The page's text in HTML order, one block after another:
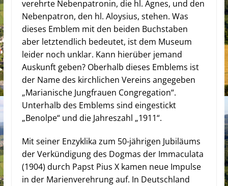
verehrte Nebenpatronin, die hl. Agnes, und den
Nebenpatron, den hl. Aloysius, stehen. Was
dieses Emblem mit den beiden Buchstaben
aber letztendlich bedeutet, ist dem Museum
leider noch unklar. Kann hierüber jemand
Auskunft geben? Oberhalb dieses Emblems ist
der Name des kirchlichen Vereins angegeben
„Marianische Jungfrauen Congregation“.
Unterhalb des Emblems sind eingestickt
„Benolpe“ und die Jahreszahl „1911“.
Mit seiner Enzyklika zum 50-jährigen Jubiläums
der Verkündigung des Dogmas der Immaculata
(1904) durch Papst Pius X kamen neue Impulse
in der Marienverehrung auf. In Deutschland